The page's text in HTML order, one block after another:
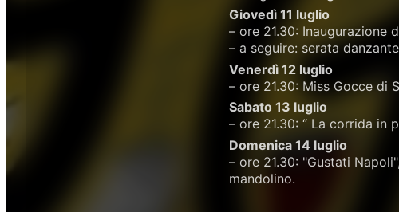
Giovedì 11 luglio
– ore 21.30: Inaugurazione
– a seguire: serata
Venerdì 12 luglio
– ore 21.30: Miss Gocce di
Sabato 13 luglio
– ore 21.30: “ La corrida in
Domenica 14 luglio
– ore 21.30: "Gustati
mandolino.